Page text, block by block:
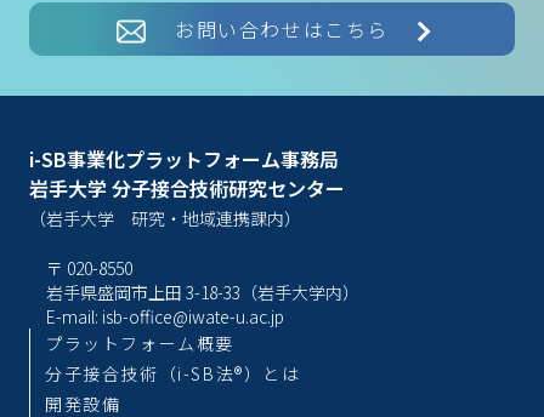
お問い合わせはこちら
i-SB事業化プラットフォーム事務局
岩手大学 分子接合技術研究センター
（岩手大学 研究・地域連携課内）
〒 020-8550
岩手県盛岡市上田 3-18-33（岩手大学内）
E-mail: isb-office@iwate-u.ac.jp
プラットフォーム概要
分子接合技術（i-SB法︎®）とは
開発設備